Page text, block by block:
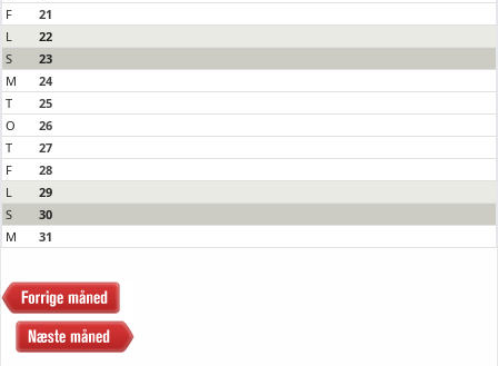
F
21
L
22
S
23
M
24
T
25
O
26
T
27
F
28
L
29
S
30
M
31